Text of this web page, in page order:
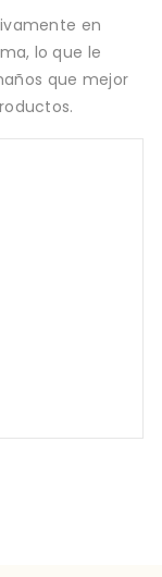
en
lo que le
que mejor